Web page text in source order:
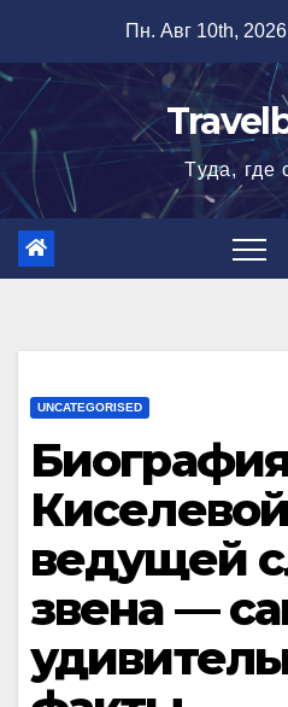
содержимому
Пн. Авг 10th, 2026
Туда, где
UNCATEGORISED
ведущей
звена —